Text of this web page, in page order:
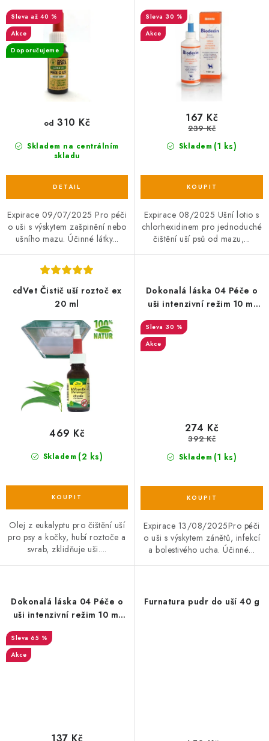
d
u
k
t
o
d
u
k
09/07/2025
až 40 %
Akce
Doporučujeme
Skladem na centrálním
skladu
od 310 Kč
Expirace 09/07/2025 Pro péči
o uši s výskytem zašpinění nebo
ušního mazu. Účinné látky...
30 %
Akce
Skladem (1 ks)
167 Kč
239 Kč
Expirace 08/2025 Ušní lotio s
chlorhexidinem pro jednoduché
čištění uší psů od mazu,...
cdVet Čistič uší roztoč ex
20 ml
Skladem (2 ks)
469 Kč
Olej z eukalyptu pro čištění uší
pro psy a kočky, hubí roztoče a
svrab, zklidňuje uši....
Dokonalá láska 04 Péče o
uši intenzivní režim 10 ml
EXP 13/08/2025
30 %
Akce
Skladem (1 ks)
274 Kč
392 Kč
Expirace 13/08/2025Pro péči
o uši s výskytem zánětů, infekcí
a bolestivého ucha. Účinné...
Dokonalá láska 04 Péče o
uši intenzivní režim 10 ml
65 %
Akce
137 Kč
Furnatura pudr do uší 40 g